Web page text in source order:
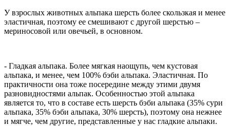
У взрослых животных альпака шерсть более скользкая и менее
эластичная, поэтому ее смешивают с другой шерстью –
мериносовой или овечьей, в основном.
- Гладкая альпака. Более мягкая наощупь, чем кустовая
альпака, и менее, чем 100% бэби альпака. Эластичная. По
практичности она тоже посередине между этими двумя
разновидностями альпак. Особенностью этой альпака
является то, что в составе есть шерсть бэби альпака (35% сури
альпака, 35% бэби альпака, 30% шерсть), поэтому она нежнее
и мягче, чем другие, представленные у нас гладкие альпаки.